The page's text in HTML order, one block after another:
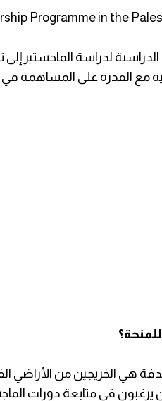
Programme in the
لدراسة الماجستير إلى
مع القدرة على المساهمة في
هي الخريجين من الأراضي
يرغبون في متابعة دورات